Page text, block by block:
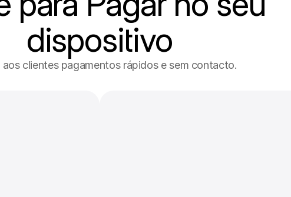
dispositivo
aos clientes pagamentos rápidos e sem contacto.